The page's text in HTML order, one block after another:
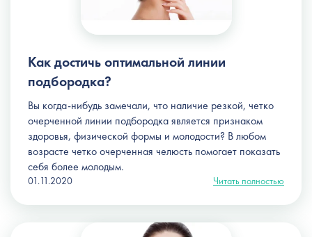
Как достичь оптимальной линии
подбородка?
Вы когда-нибудь замечали, что наличие резкой, четко
очерченной линии подбородка является признаком
здоровья, физической формы и молодости? В любом
возрасте четко очерченная челюсть помогает показать
себя более молодым.
01.11.2020 Читать полностью